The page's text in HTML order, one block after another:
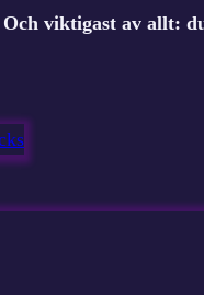
viktigast av allt: